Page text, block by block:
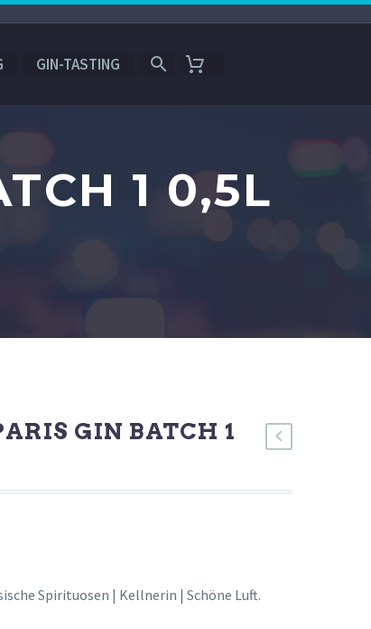
GIN-TASTING
1 0,5L
GIN BATCH 1
Spirituosen | Kellnerin | Schöne Luft.